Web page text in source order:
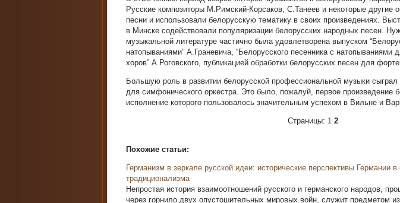
Русские композиторы М.Римский-Корсаков, С.Танеев и некоторые другие
песни и использовали белорусскую тематику в своих произведениях.
в Минске содействовали популяризации белорусских народных песен.
музыкальной литературе частично была удовлетворена выпуском
натопываниями” А.Граневича, “Белорусского песенника с
хоров” А.Роговского, публикацией обработки белорусских песен для
Большую роль в развитии белорусской профессиональной музыки
для симфонического оркестра. Это было, пожалуй, первое произведение
исполнение которого пользовалось значительным успехом в Вильне и
Страницы: 1 2
Похожие статьи:
Германизм в зеркале русской идеи: исторические перспективы Германии в
традиционализма
Непростая история взаимоотношений русского и германского народов,
через горнило двух опустошительных мировых войн, служит предметом